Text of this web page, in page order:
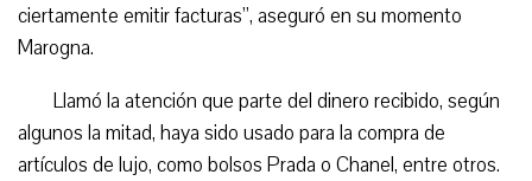
ciertamente emitir facturas”, aseguró en su momento
Marogna.
Llamó la atención que parte del dinero recibido, según
algunos la mitad, haya sido usado para la compra de
artículos de lujo, como bolsos Prada o Chanel, entre otros.